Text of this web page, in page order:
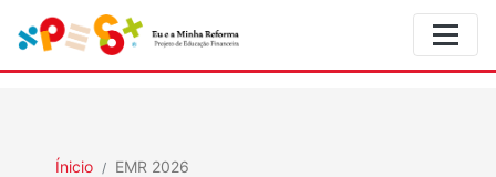
Ínicio EMR 2026